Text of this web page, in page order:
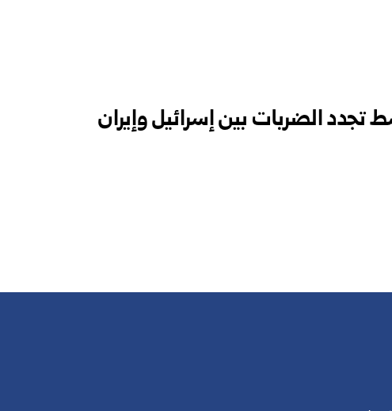
الضربات بين إسرائيل وإيران